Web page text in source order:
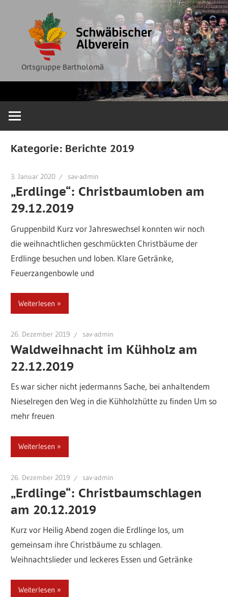
springen
Ortsgruppe Bartholomä
Albverein
Ortsgruppe
Bartholomä
Kategorie: Berichte 2019
3. Januar 2020 sav-admin
„Erdlinge“: Christbaumloben am
29.12.2019
Gruppenbild Kurz vor Jahreswechsel konnten wir noch
die weihnachtlichen geschmückten Christbäume der
Erdlinge besuchen und loben. Klare Getränke,
Feuerzangenbowle und
Weiterlesen
26. Dezember 2019 sav-admin
Waldweihnacht im Kühholz am
22.12.2019
Es war sicher nicht jedermanns Sache, bei anhaltendem
Nieselregen den Weg in die Kühholzhütte zu finden Um so
mehr freuen
Weiterlesen
26. Dezember 2019 sav-admin
„Erdlinge“: Christbaumschlagen
am 20.12.2019
Kurz vor Heilig Abend zogen die Erdlinge los, um
gemeinsam ihre Christbäume zu schlagen.
Weihnachtslieder und leckeres Essen und Getränke
Weiterlesen